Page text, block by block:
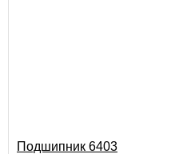
Подшипник 6403